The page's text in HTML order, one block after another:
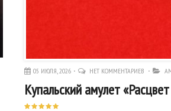
05 ИЮЛЯ, 2026 НЕТ КОММЕНТАРИЕВ
Купальский амулет